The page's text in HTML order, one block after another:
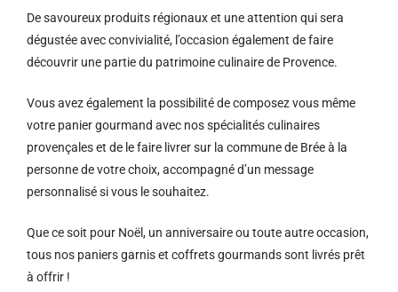
De savoureux produits régionaux et une attention qui sera
dégustée avec convivialité, l’occasion également de faire
découvrir une partie du patrimoine culinaire de Provence.
Vous avez également la possibilité de composez vous même
votre panier gourmand avec nos spécialités culinaires
provençales et de le faire livrer sur la commune de Brée à la
personne de votre choix, accompagné d’un message
personnalisé si vous le souhaitez.
Que ce soit pour Noël, un anniversaire ou toute autre occasion,
tous nos paniers garnis et coffrets gourmands sont livrés prêt
à offrir !